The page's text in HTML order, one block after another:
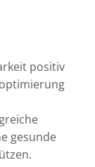
positiv
gesunde